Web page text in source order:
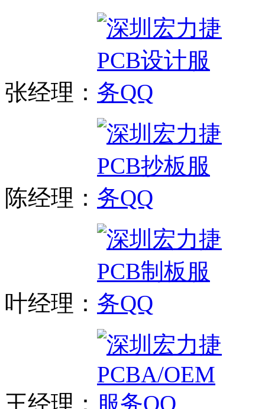
张经理：
陈经理：
叶经理：
王经理：